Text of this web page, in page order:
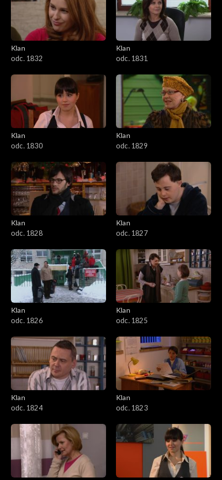
Klan
odc. 1832
Klan
odc. 1831
Klan
odc. 1830
Klan
odc. 1829
Klan
odc. 1828
Klan
odc. 1827
Klan
odc. 1826
Klan
odc. 1825
Klan
odc. 1824
Klan
odc. 1823